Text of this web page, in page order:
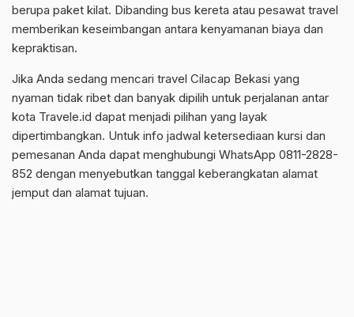
berupa paket kilat. Dibanding bus kereta atau pesawat travel
memberikan keseimbangan antara kenyamanan biaya dan
kepraktisan.
Jika Anda sedang mencari travel Cilacap Bekasi yang
nyaman tidak ribet dan banyak dipilih untuk perjalanan antar
kota Travele.id dapat menjadi pilihan yang layak
dipertimbangkan. Untuk info jadwal ketersediaan kursi dan
pemesanan Anda dapat menghubungi WhatsApp 0811-2828-
852 dengan menyebutkan tanggal keberangkatan alamat
jemput dan alamat tujuan.